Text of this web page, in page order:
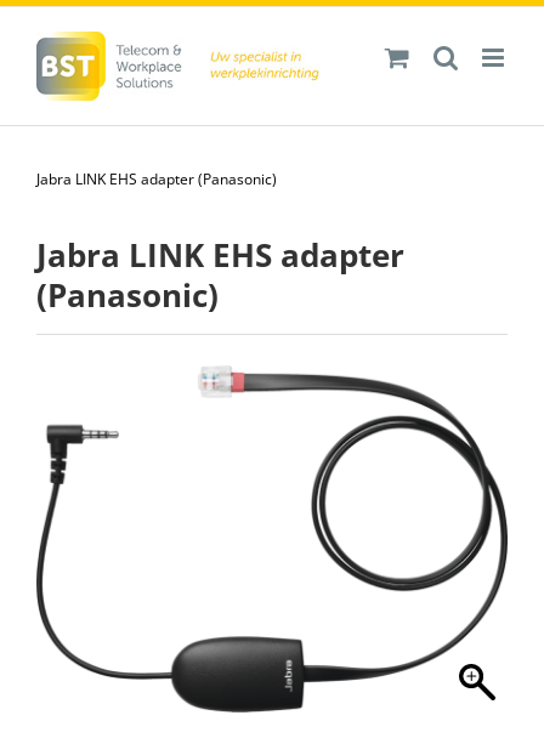
inhoud
Jabra LINK EHS adapter (Panasonic)
Jabra LINK EHS adapter
(Panasonic)